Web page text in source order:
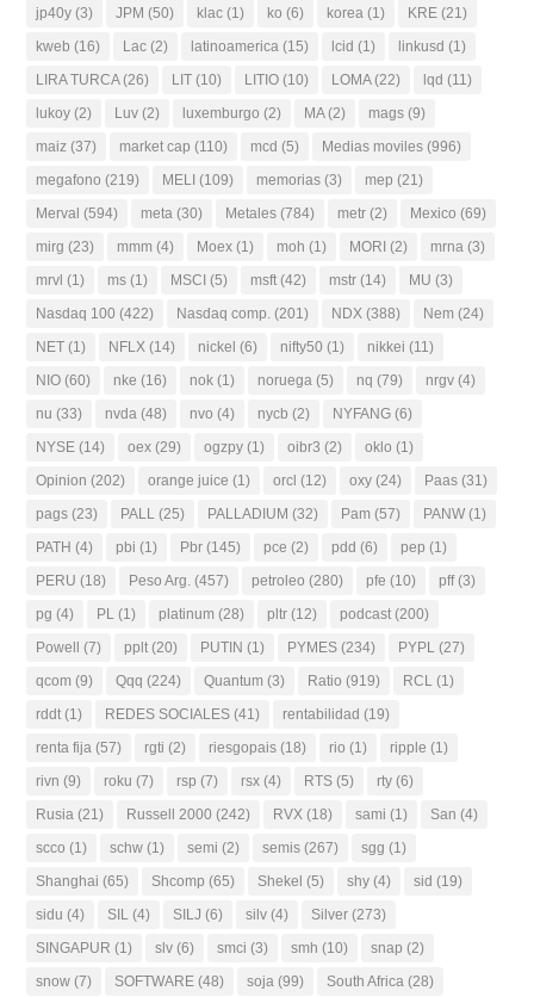
jp40y (3) JPM (50) klac (1) ko (6) korea (1) KRE (21)
kweb (16) Lac (2) latinoamerica (15) lcid (1) linkusd (1)
LIRA TURCA(26) LIT (10) LITIO (10) LOMA(22) lqd (11)
lukoy (2) Luv (2) luxemburgo (2) MA(2) mags (9)
maiz (37) market cap (110) mcd (5) Medias moviles (996)
megafono (219) MELI (109) memorias (3) mep (21)
Merval (594) meta (30) Metales (784) metr (2) Mexico (69)
mirg (23) mmm (4) Moex (1) moh (1) MORI (2) mrna (3)
mrvl (1) ms (1) MSCI (5) msft (42) mstr (14) MU (3)
Nasdaq 100 (422) Nasdaq comp. (201) NDX (388) Nem (24)
NET (1) NFLX (14) nickel (6) nifty50 (1) nikkei (11)
NIO (60) nke (16) nok (1) noruega (5) nq (79) nrgv (4)
nu (33) nvda (48) nvo (4) nycb (2) NYFANG (6)
NYSE (14) oex (29) ogzpy (1) oibr3 (2) oklo (1)
Opinion (202) orange juice (1) orcl (12) oxy (24) Paas (31)
pags (23) PALL (25) PALLADIUM (32) Pam (57) PANW (1)
PATH (4) pbi (1) Pbr (145) pce (2) pdd (6) pep (1)
PERU (18) Peso Arg. (457) petroleo (280) pfe (10) pff(3)
pg (4) PL (1) platinum (28) pltr (12) podcast (200)
Powell (7) pplt (20) PUTIN (1) PYMES (234) PYPL (27)
qcom (9) Qqq (224) Quantum (3) Ratio (919) RCL (1)
rddt (1) REDES SOCIALES (41) rentabilidad (19)
renta fija (57) rgti (2) riesgopais (18) rio (1) ripple (1)
rivn (9) roku (7) rsp (7) rsx (4) RTS (5) rty (6)
Rusia (21) Russell 2000 (242) RVX (18) sami (1) San (4)
scco (1) schw (1) semi (2) semis (267) sgg (1)
Shanghai (65) Shcomp (65) Shekel (5) shy (4) sid (19)
sidu (4) SIL (4) SILJ (6) silv (4) Silver (273)
SINGAPUR (1) slv (6) smci (3) smh (10) snap (2)
snow (7) SOFTWARE (48) soja (99) South Africa (28)